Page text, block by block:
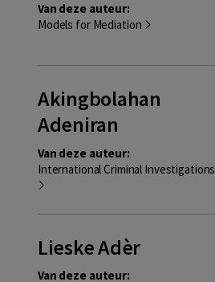
Van deze auteur:
Models for Mediation
Akingbolahan
Adeniran
Van deze auteur:
International Criminal Investigations
Lieske Adèr
Van deze auteur: